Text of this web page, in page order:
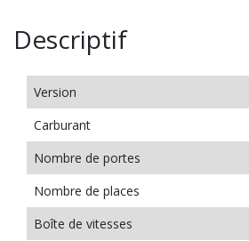
Descriptif
Version
Carburant
Nombre de portes
Nombre de places
Boîte de vitesses